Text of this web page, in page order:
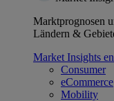
Marktprognosen
Ländern &
Market Insights
Consumer
eCommerce
Mobility